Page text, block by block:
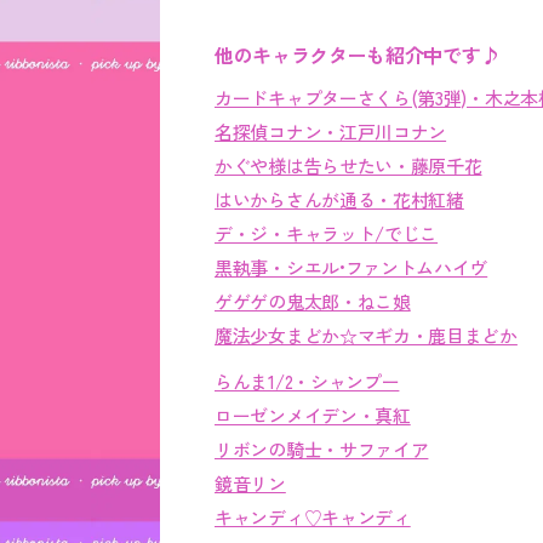
他のキャラクターも紹介中です♪
カードキャプターさくら(第3弾)・木之本
名探偵コナン・江戸川コナン
かぐや様は告らせたい・藤原千花
はいからさんが通る・花村紅緒
デ・ジ・キャラット/でじこ
黒執事・シエル•ファントムハイヴ
ゲゲゲの鬼太郎・ねこ娘
魔法少女まどか☆マギカ・鹿目まどか
らんま1/2・シャンプー
ローゼンメイデン・真紅
リボンの騎士・サファイア
鏡音リン
キャンディ♡キャンディ